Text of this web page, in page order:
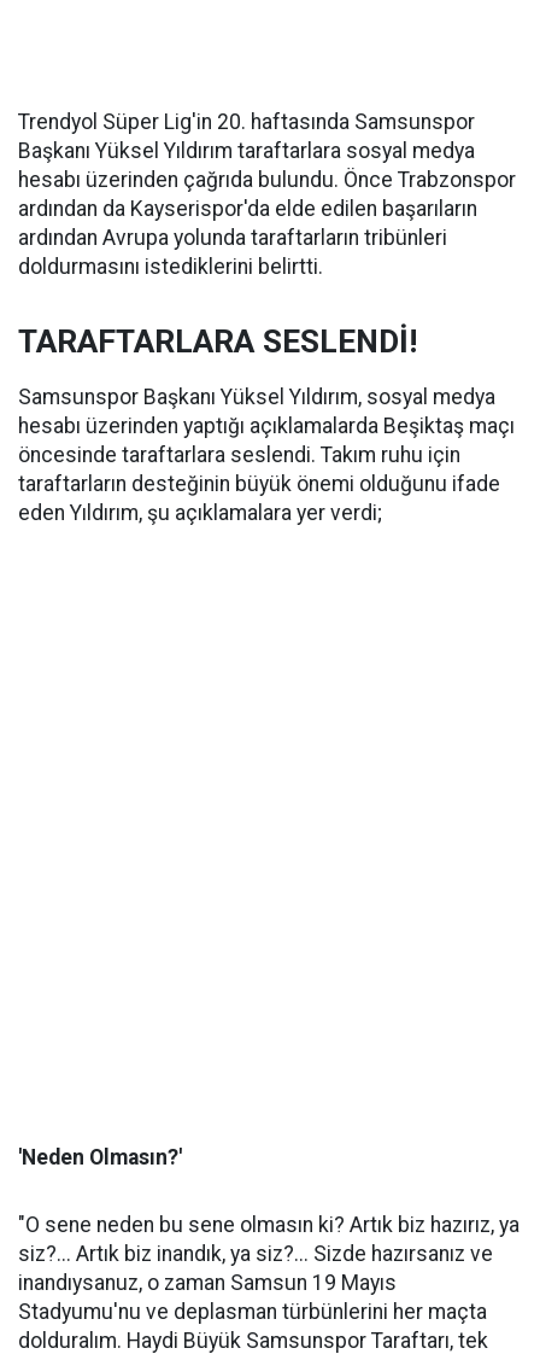
Trendyol Süper Lig'in 20. haftasında Samsunspor
Başkanı Yüksel Yıldırım taraftarlara sosyal medya
hesabı üzerinden çağrıda bulundu. Önce Trabzonspor
ardından da Kayserispor'da elde edilen başarıların
ardından Avrupa yolunda taraftarların tribünleri
doldurmasını istediklerini belirtti.
TARAFTARLARA SESLENDİ!
Samsunspor Başkanı Yüksel Yıldırım, sosyal medya
hesabı üzerinden yaptığı açıklamalarda Beşiktaş maçı
öncesinde taraftarlara seslendi. Takım ruhu için
taraftarların desteğinin büyük önemi olduğunu ifade
eden Yıldırım, şu açıklamalara yer verdi;
'Neden Olmasın?'
"O sene neden bu sene olmasın ki? Artık biz hazırız, ya
siz?... Artık biz inandık, ya siz?... Sizde hazırsanız ve
inandıysanuz, o zaman Samsun 19 Mayıs
Stadyumu'nu ve deplasman türbünlerini her maçta
dolduralım. Haydi Büyük Samsunspor Taraftarı, tek